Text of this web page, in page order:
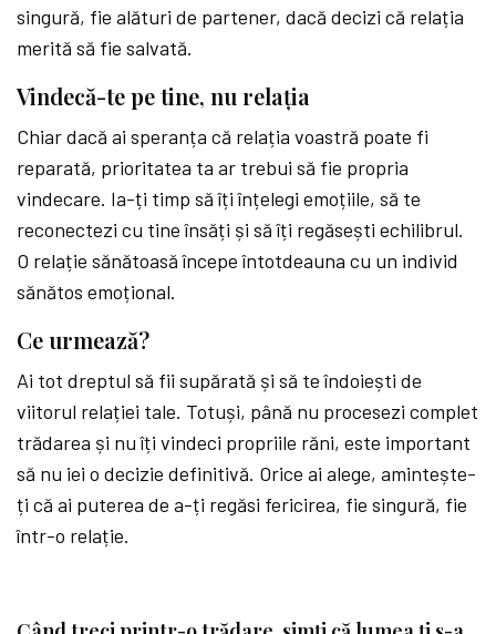
singură, fie alături de partener, dacă decizi că relația
merită să fie salvată.
Vindecă-te pe tine, nu relația
Chiar dacă ai speranța că relația voastră poate fi
reparată, prioritatea ta ar trebui să fie propria
vindecare. Ia-ți timp să îți înțelegi emoțiile, să te
reconectezi cu tine însăți și să îți regăsești echilibrul.
O relație sănătoasă începe întotdeauna cu un individ
sănătos emoțional.
Ce urmează?
Ai tot dreptul să fii supărată și să te îndoiești de
viitorul relației tale. Totuși, până nu procesezi complet
trădarea și nu îți vindeci propriile răni, este important
să nu iei o decizie definitivă. Orice ai alege, amintește-
ți că ai puterea de a-ți regăsi fericirea, fie singură, fie
într-o relație.